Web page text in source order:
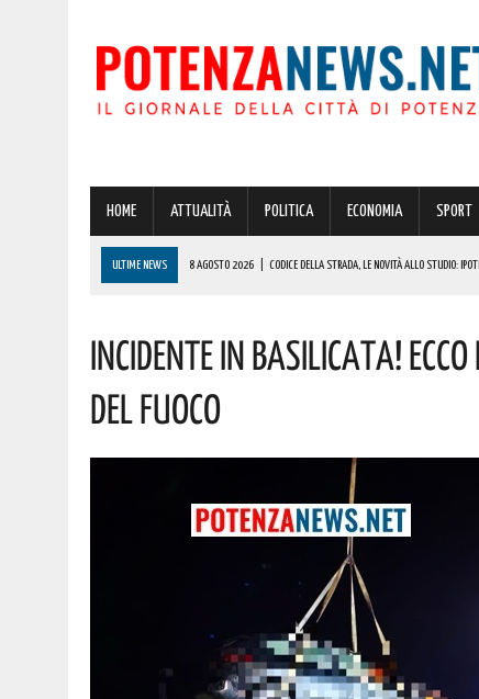
HOME ATTUALITÀ POLITICA ECONOMIA SPORT
ULTIME NEWS 8 AGOSTO 2026 CODICE DELLA STRADA, LE NOVITÀ ALLO STUDIO:
8 AGOSTO 2026 | POTENZA, SCACCO ALLA MOVIDA: 114 PERSONE IDENTIFICATE E
8 AGOSTO 2026 MANOVRA 2027, AL VIA I LAVORI SULLA LEGGE DI BILANCIO: DALLE
Incidente In Basilicata!
Del Fuoco